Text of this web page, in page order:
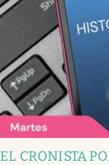
EL CRONISTA